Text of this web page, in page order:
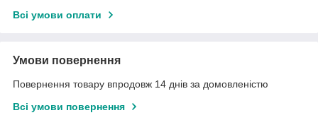
Всі умови оплати
Умови повернення
Повернення товару впродовж 14 днів за домовленістю
Всі умови повернення